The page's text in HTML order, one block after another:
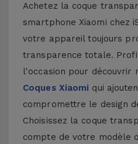
Achetez la coque
smartphone Xiaomi chez
votre appareil toujours
transparence totale.
l'occasion pour découvrir
Coques Xiaomi qui
compromettre le design
Choisissez la coque
compte de votre modèle